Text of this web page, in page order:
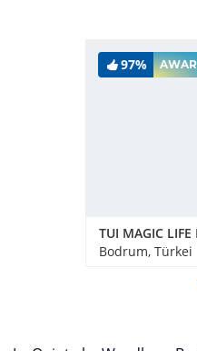
97%
Bodrum, Türkei